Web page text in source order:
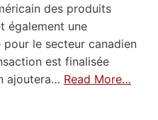
des produits
également une
le secteur canadien
est finalisée
ajoutera… Read More…